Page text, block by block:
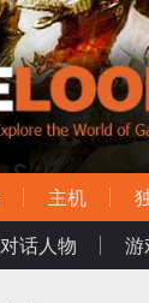
主机
对话人物 游